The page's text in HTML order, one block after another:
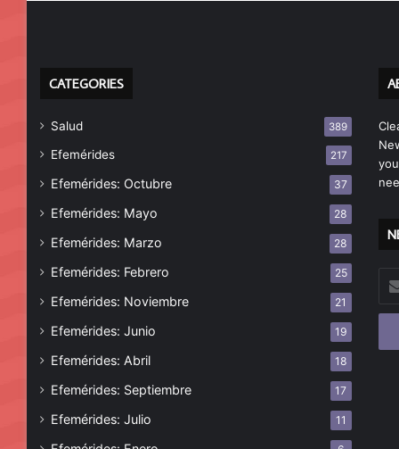
CATEGORIES
Salud 389
Efemérides 217
Efemérides: Octubre 37
Efemérides: Mayo 28
Efemérides: Marzo 28
Efemérides: Febrero 25
Efemérides: Noviembre 21
Efemérides: Junio 19
Efemérides: Abril 18
Efemérides: Septiembre 17
Efemérides: Julio 11